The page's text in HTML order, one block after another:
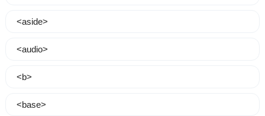
<aside>
<audio>
<b>
<base>